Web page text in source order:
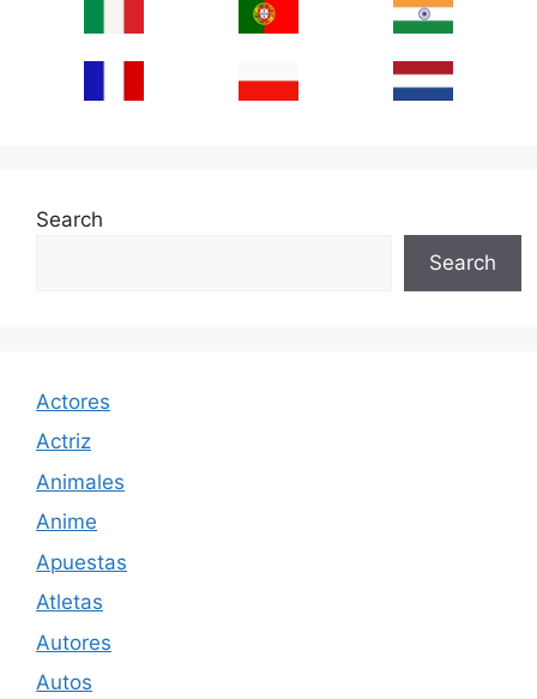
Search
Search
Actores
Actriz
Animales
Anime
Apuestas
Atletas
Autores
Autos